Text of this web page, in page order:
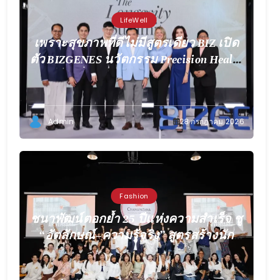
LifeWell
เพราะสุขภาพที่ดีไม่มีสูตรเดียว BIZ เปิด
ตัว BIZGENES นวัตกรรม Precision Health
เพื่อการดูแลเฉพาะบุคคล
Admin 28 กรกฎาคม 2026
Fashion
ชนาพัฒน์ตอกย้ำ 25 ปีแห่งความสำเร็จ ชู
“อัตลักษณ์–ความรู้จริง” สูตรสร้างนัก
ออกแบบให้โดดเด่นในยุค AI